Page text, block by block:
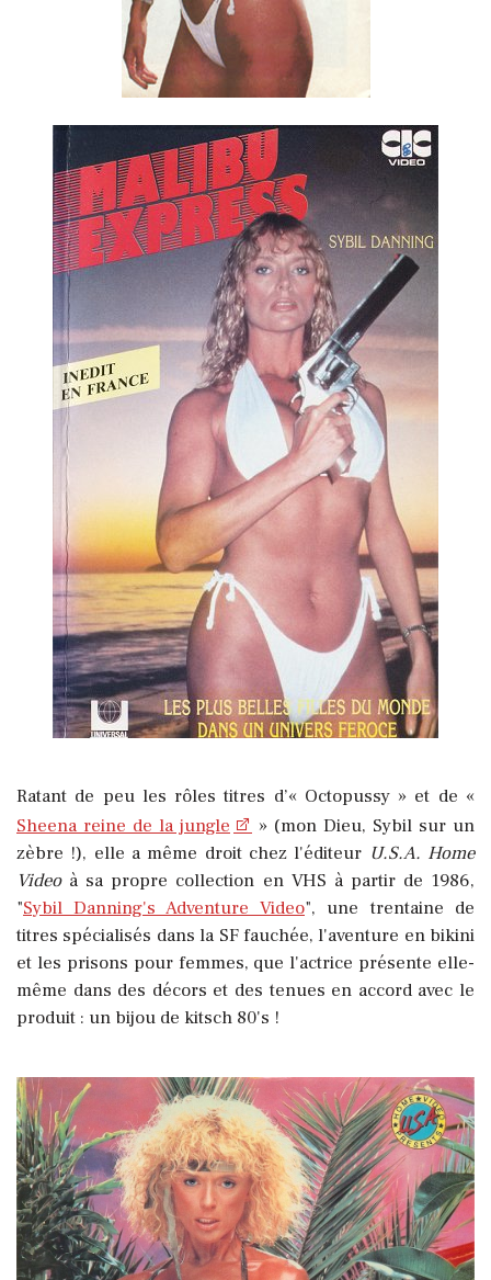
Ratant de peu les rôles titres d’« Octopussy » et de «
Sheena reine de la jungle
» (mon Dieu, Sybil sur un
zèbre !), elle a même droit chez l'éditeur U.S.A. Home
Videoà sa propre collection en VHS à partir de 1986,
"Sybil Danning's Adventure Video", une trentaine de
titres spécialisés dans la SF fauchée, l'aventure en bikini
et les prisons pour femmes, que l'actrice présente elle-
même dans des décors et des tenues en accord avec le
produit : un bijou de kitsch 80's !